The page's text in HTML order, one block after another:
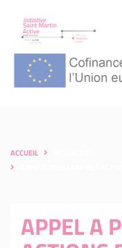
ACCUEIL
APPEL A